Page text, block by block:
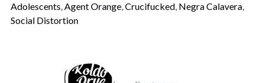
Adolescents,Agent Orange,Crucifucked, Negra Calavera,
Social Distortion